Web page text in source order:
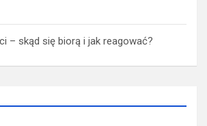
– skąd się biorą i jak reagować?